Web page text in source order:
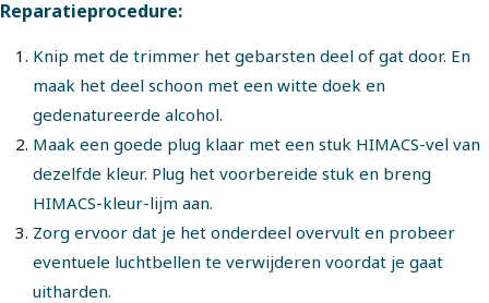
Reparatieprocedure:
Knip met de trimmer het gebarsten deel of gat door. En
maak het deel schoon met een witte doek en
gedenatureerde alcohol.
Maak een goede plug klaar met een stuk HIMACS-vel van
dezelfde kleur. Plug het voorbereide stuk en breng
HIMACS-kleur-lijm aan.
Zorg ervoor dat je het onderdeel overvult en probeer
eventuele luchtbellen te verwijderen voordat je gaat
uitharden.